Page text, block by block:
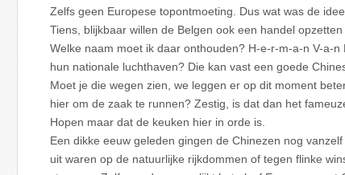
Zelfs geen Europese topontmoeting. Dus wat was de
Tiens, blijkbaar willen de Belgen ook een handel
Welke naam moet ik daar onthouden? H-e-r-m-a-n V-a-
hun nationale luchthaven? Die kan vast een goede
Moet je die wegen zien, we leggen er op dit moment
hier om de zaak te runnen? Zestig, is dat dan het
Hopen maar dat de keuken hier in orde is.
Een dikke eeuw geleden gingen de Chinezen nog
uit waren op de natuurlijke rijkdommen of tegen flinke